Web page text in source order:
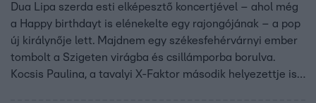
Dua Lipa szerda esti elképesztő koncertjével – ahol még
a Happy birthdayt is elénekelte egy rajongójának – a pop
új királynője lett. Majdnem egy székesfehérvárnyi ember
tombolt a Szigeten virágba és csillámporba borulva.
Kocsis Paulina, a tavalyi X-Faktor második helyezettje is